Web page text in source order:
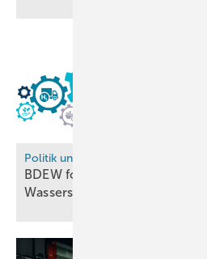
Politik und Recht
BDEW fordert praxistaugliche
Wasserstoffhochlauf